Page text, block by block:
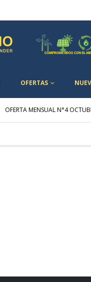
OFERTAS
OFERTA MENSUAL N°4